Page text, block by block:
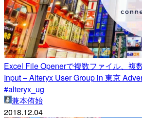
Excel File Openerで複数ファイル、複
Input – Alteryx User Group in 東京
#alteryx_ug
兼本侑始
2018.12.04